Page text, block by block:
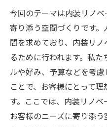
今回のテーマは内装リノ
寄り添う空間づくりです
間を求めており、内装リ
るために行われます。私
ルや好み、予算などを考
ことで、お客様にとって
す。ここでは、内装リノ
お客様のニーズに寄り添